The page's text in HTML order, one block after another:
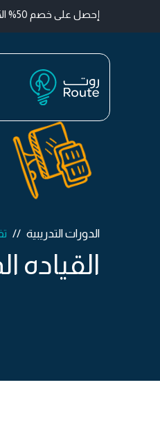
إحصل على خصم 50% الآن.
الدورات التدريبية
القياده